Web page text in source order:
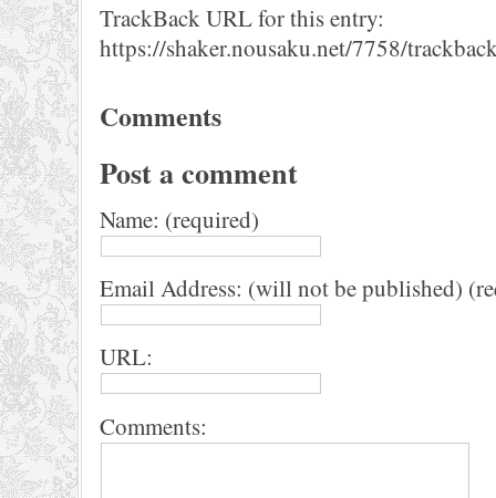
TrackBack URL for this entry:
https://shaker.nousaku.net/7758/
Comments
Post a comment
Name: (required)
Email Address: (will not be published)
URL:
Comments: